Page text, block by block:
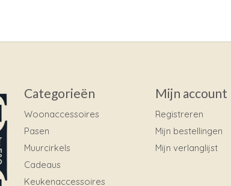
Categorieën
Woonaccessoires
Pasen
Muurcirkels
Cadeaus
Keukenaccessoires
Mijn account
Registreren
Mijn bestellingen
Mijn verlanglijst